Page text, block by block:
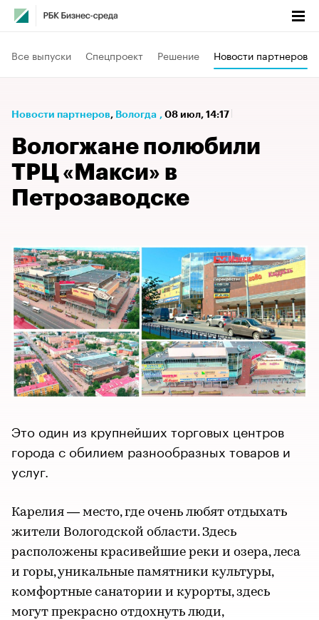
Все выпуски Спецпроект Решение Новости партнеров
Новости партнеров⁠, Вологда , 08 июл, 14:17
Вологжане полюбили
ТРЦ «Макси» в
Петрозаводске
Это один из крупнейших торговых центров
города с обилием разнообразных товаров и
услуг.
Карелия — место, где очень любят отдыхать
жители Вологодской области. Здесь
расположены красивейшие реки и озера, леса
и горы, уникальные памятники культуры,
комфортные санатории и курорты, здесь
могут прекрасно отдохнуть люди,